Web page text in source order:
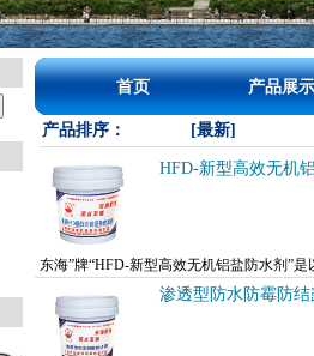
上
建
定
信
首页 产品展示
产品排序： [最新]
HFD-新型高效无机
东海”牌“HFD-新型高效无机铝盐防水剂”
用，在砂浆凝结硬化的过程中，生成复盐
渗透型防水防霉防